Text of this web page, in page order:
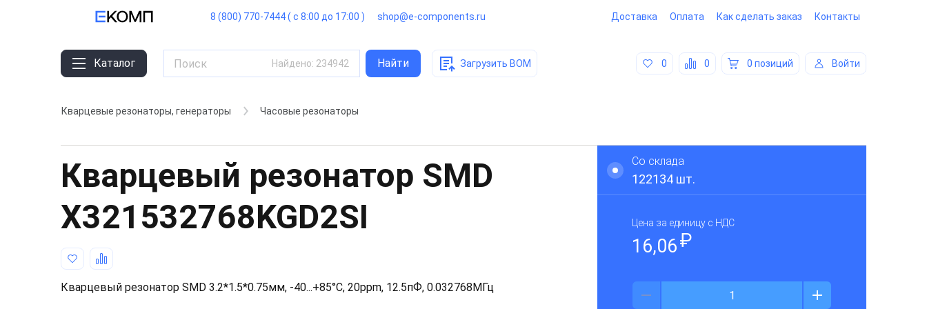
8 (800) 770-7444 ( с 8:00 до 17:00 ) shop@e-components.ru Доставка Оплата Как сделать заказ Контакты
Каталог Найдено: 234942 Найти Загрузить BOM 0 0 0 позиций Войти
Кварцевые резонаторы, генераторы Часовые резонаторы
Кварцевый резонатор SMD
X321532768KGD2SI
Кварцевый резонатор SMD 3.2*1.5*0.75мм, -40...+85°C, 20ppm, 12.5пФ, 0.032768МГц
Со склада
122134 шт.
Цена за единицу с НДС
16,06₽